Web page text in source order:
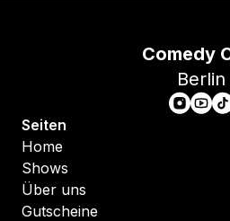
Comedy
Berlin
Seiten
Home
Shows
Über uns
Gutscheine